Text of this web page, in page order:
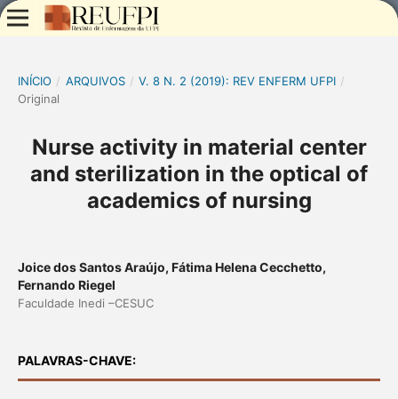
INÍCIO / ARQUIVOS / V. 8 N. 2 (2019): REV ENFERM UFPI /
Original
Nurse activity in material center
and sterilization in the optical of
academics of nursing
Joice dos Santos Araújo, Fátima Helena Cecchetto,
Fernando Riegel
Faculdade Inedi –CESUC
PALAVRAS-CHAVE: